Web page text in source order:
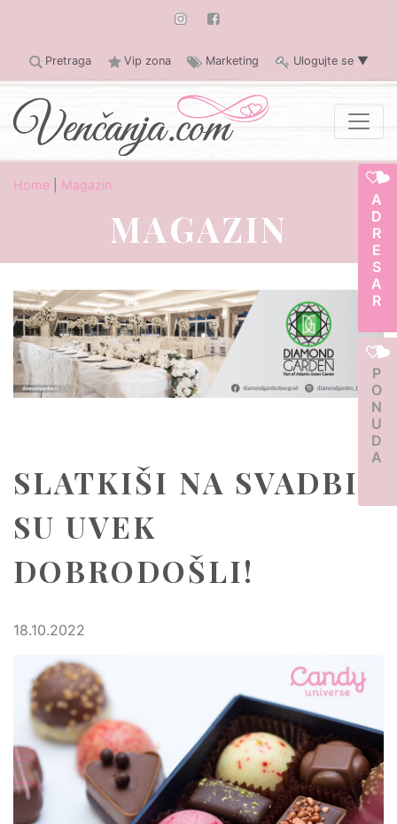
Pretraga Vip zona Marketing Ulogujte se ▼
ADRESAR
PONUDA
Home Magazin
MAGAZIN
SLATKIŠI NA SVADBI
SU UVEK
DOBRODOŠLI!
18.10.2022